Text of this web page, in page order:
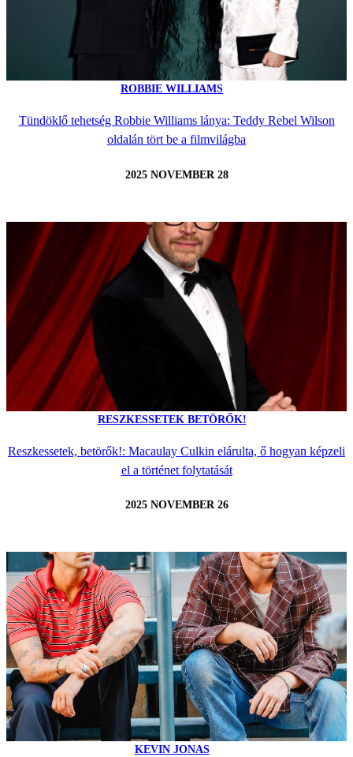
ROBBIE WILLIAMS
Tündöklő tehetség Robbie Williams lánya: Teddy Rebel Wilson
oldalán tört be a filmvilágba
2025 NOVEMBER 28
RESZKESSETEK BETÖRŐK!
Reszkessetek, betörők!: Macaulay Culkin elárulta, ő hogyan képzeli
el a történet folytatását
2025 NOVEMBER 26
KEVIN JONAS